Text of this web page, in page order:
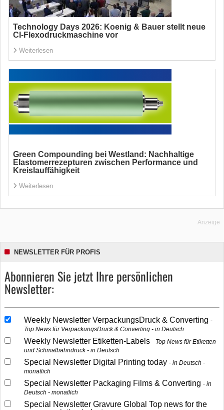
Technology Days 2026: Koenig & Bauer stellt neue
CI-Flexodruckmaschine vor
Weiterlesen
Green Compounding bei Westland: Nachhaltige
Elastomerrezepturen zwischen Performance und
Kreislauffähigkeit
Weiterlesen
Anzeige
NEWSLETTER FÜR PROFIS
Abonnieren Sie jetzt Ihre persönlichen
Newsletter:
Weekly Newsletter VerpackungsDruck & Converting
Top News für VerpackungsDruck & Converting - in Deutsch
Weekly Newsletter Etiketten-Labels
Top News für Etiketten-
und Schmalbahndruck - in Deutsch
Special Newsletter Digital Printing today
in Deutsch -
monatlich
Special Newsletter Packaging Films & Converting
in
Deutsch - monatlich
Special Newsletter Gravure Global Top news for the